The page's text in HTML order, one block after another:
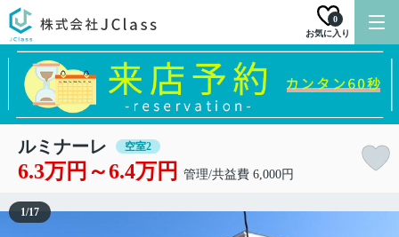
お気に入り
0
ルミナーレ 空室2
6.3万円～6.4万円 管理/共益費 6,000円
1/17